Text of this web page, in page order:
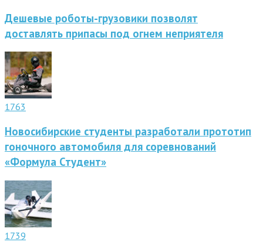
Дешевые роботы-грузовики позволят
доставлять припасы под огнем неприятеля
1763
Новосибирские студенты разработали прототип
гоночного автомобиля для соревнований
«Формула Студент»
1739